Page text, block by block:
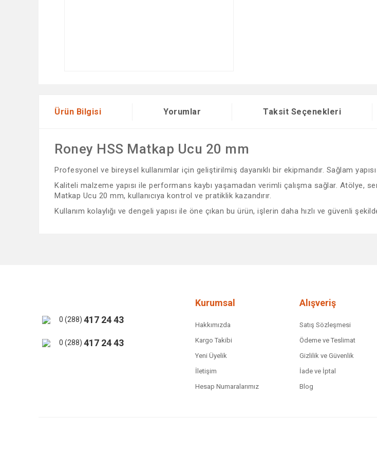
Ürün Bilgisi Yorumlar Taksit Seçenekleri
Roney HSS Matkap Ucu 20 mm
Profesyonel ve bireysel kullanımlar için geliştirilmiş dayanıklı bir ekipmandır. Sağlam
Kaliteli malzeme yapısı ile performans kaybı yaşamadan verimli çalışma sağlar. Atölye,
Matkap Ucu 20 mm, kullanıcıya kontrol ve pratiklik kazandırır.
Kullanım kolaylığı ve dengeli yapısı ile öne çıkan bu ürün, işlerin daha hızlı ve güvenli
Bu ürüne benzer farklı alternatifler olmalı.
0 (288) 417 24 43
0 (288) 417 24 43
Kurumsal
Hakkımızda
Kargo Takibi
Yeni Üyelik
İletişim
Hesap Numaralarımız
Alışveriş
Satış Sözleşmesi
Ödeme ve Teslimat
Gizlilik ve Güvenlik
İade ve İptal
Blog